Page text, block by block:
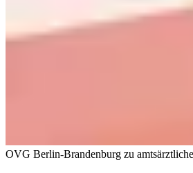
OVG Berlin-Brandenburg zu